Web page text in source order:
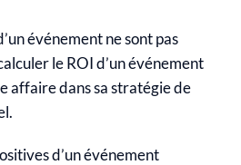
événement ne sont pas
le ROI d’un événement
affaire dans sa stratégie de
d’un événement